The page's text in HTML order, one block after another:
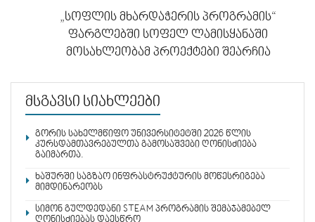
„სოფლის მხარდაჭერის პროგრამის“
ფარგლებში სოფელ ლამისყანაში
მოსახლეობამ პროექტები შეარჩია
მსგავსი სიახლეები
გორის სახელმწიფო უნივერსიტეტში 2026 წლის
კურსდამთავრებულთა გამოსაშვები ღონისძიება
გაიმართა.
ხაშურში საგზაო ინფრასტრუქტურის მოწესრიგება
მიმდინარეობს
სიმონ გულდედანი STEAM პროგრამის შემაჯამებელ
ღონისძიებას დაესწრო